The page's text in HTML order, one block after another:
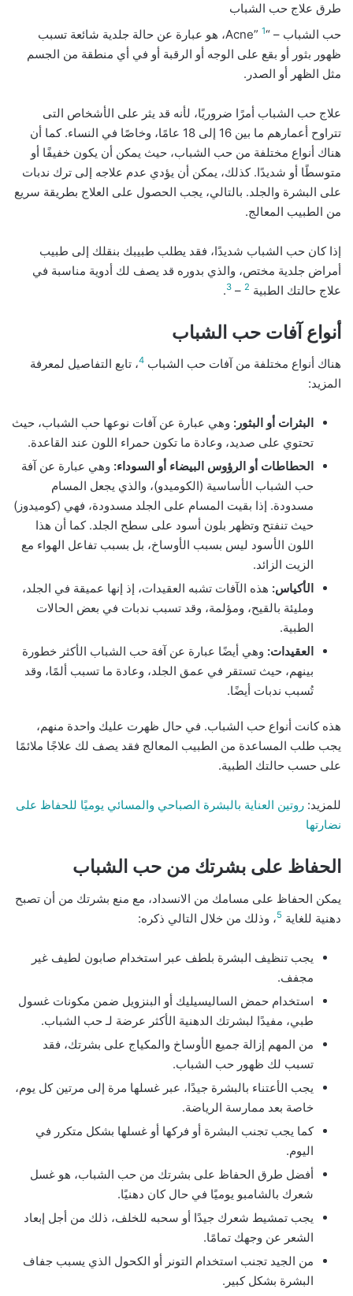
طرق علاج حب الشباب
حب الشباب – “Acne”1
، هو عبارة عن حالة جلدية شائعة تسبب
ظهور بثور أو بقع على الوجه أو الرقبة أو في أي منطقة من الجسم
مثل الظهر أو الصدر.
علاج حب الشباب أمرًا ضروريًا، لأنه قد يثر على الأشخاص التى
تتراوح أعمارهم ما بين 16 إلى 18 عامًا، وخاصًا في النساء. كما أن
هناك أنواع مختلفة من حب الشباب، حيث يمكن أن يكون خفيفًا أو
متوسطًا أو شديدًا. كذلك، يمكن أن يؤدي عدم علاجه إلى ترك ندبات
على البشرة والجلد. بالتالي، يجب الحصول على العلاج بطريقة سريع
من الطبيب المعالج.
إذا كان حب الشباب شديدًا، فقد يطلب طبيبك بنقلك إلى طبيب
أمراض جلدية مختص، والذي بدوره قد يصف لك أدوية مناسبة في
علاج حالتك الطبية 2
–
3
.
أنواع آفات حب الشباب
هناك أنواع مختلفة من آفات حب الشباب 4، تابع التفاصيل لمعرفة
المزيد:
البثرات أو البثور: وهي عبارة عن آفات نوعها حب الشباب، حيث
تحتوي على صديد، وعادة ما تكون حمراء اللون عند القاعدة.
الحطاطات أو الرؤوس البيضاء أو السوداء: وهي عبارة عن آفة
حب الشباب الأساسية (الكوميدو)، والذي يجعل المسام
مسدودة. إذا بقيت المسام على الجلد مسدودة، فهي (كوميدوز)
حيث تنفتح وتظهر بلون أسود على سطح الجلد. كما أن هذا
اللون الأسود ليس بسبب الأوساخ، بل بسبب تفاعل الهواء مع
الزيت الزائد.
الأكياس: هذه الآفات تشبه العقيدات، إذ إنها عميقة في الجلد،
ومليئة بالقيح، ومؤلمة، وقد تسبب ندبات في بعض الحالات
الطبية.
العقيدات: وهي أيضًا عبارة عن آفة حب الشباب الأكثر خطورة
بينهم، حيث تستقر في عمق الجلد، وعادة ما تسبب ألمًا، وقد
تُسبب ندبات أيضًا.
هذه كانت أنواع حب الشباب. في حال ظهرت عليك واحدة منهم،
يجب طلب المساعدة من الطبيب المعالج فقد يصف لك علاجًا ملائمًا
على حسب حالتك الطبية.
للمزيد: روتين العناية بالبشرة الصباحي والمسائي يوميًا للحفاظ على
نضارتها
الحفاظ على بشرتك من حب الشباب
يمكن الحفاظ على مسامك من الانسداد، مع منع بشرتك من أن تصبح
دهنية للغاية 5، وذلك من خلال التالي ذكره:
يجب تنظيف البشرة بلطف عبر استخدام صابون لطيف غير
مجفف.
استخدام حمض الساليسيليك أو البنزويل ضمن مكونات غسول
طبي، مفيدًا لبشرتك الدهنية الأكثر عرضة لـ حب الشباب.
من المهم إزالة جميع الأوساخ والمكياج على بشرتك، فقد
تسبب لك ظهور حب الشباب.
يجب الأعتناء بالبشرة جيدًا، عبر غسلها مرة إلى مرتين كل يوم،
خاصة بعد ممارسة الرياضة.
كما يجب تجنب البشرة أو فركها أو غسلها بشكل متكرر في
اليوم.
أفضل طرق الحفاظ على بشرتك من حب الشباب، هو غسل
شعرك بالشامبو يوميًا في حال كان دهنيًا.
يجب تمشيط شعرك جيدًا أو سحبه للخلف، ذلك من أجل إبعاد
الشعر عن وجهك تمامًا.
من الجيد تجنب استخدام التونر أو الكحول الذي يسبب جفاف
البشرة بشكل كبير.